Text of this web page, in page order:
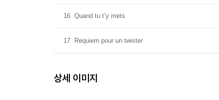
16 Quand tu t’y mets
17 Requiem pour un twister
상세 이미지